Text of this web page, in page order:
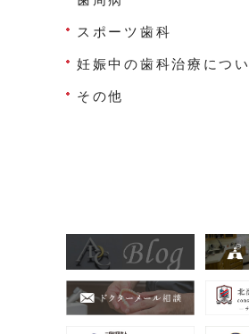
スポーツ歯科
妊娠中の歯科治療につ
その他